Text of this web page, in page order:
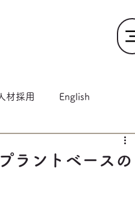
材採用 English
ラントベースの